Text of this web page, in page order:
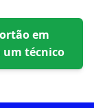
em
um técnico